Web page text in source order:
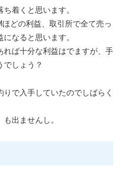
着くと思います。
どの利益、取引所で全て売っ
なると思います。
れば十分な利益はでますが、手
でしょう？
で入手していたのでしばらく
も出ませんし。